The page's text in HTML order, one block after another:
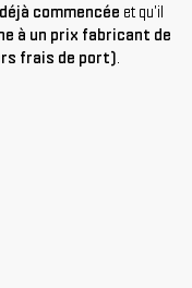
commencée et qu'il
à un prix fabricant de
frais de port).